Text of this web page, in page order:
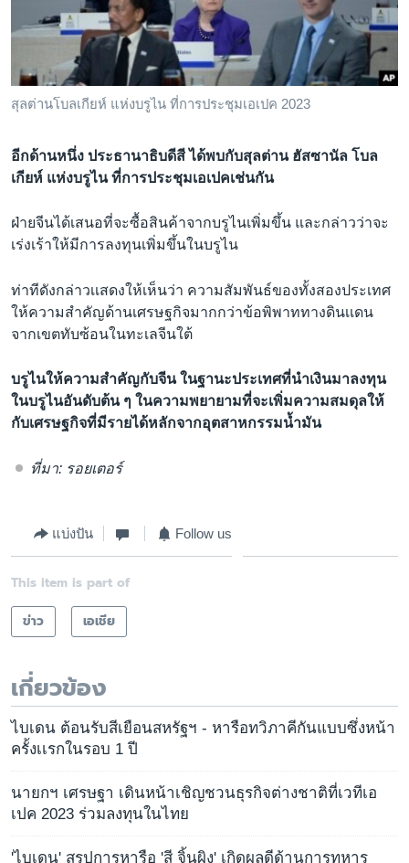
สุลต่านโบลเกียห์ แห่งบรูไน ที่การประชุมเอเปค 2023
อีกด้านหนึ่ง ประธานาธิบดีสี ได้พบกับสุลต่าน ฮัสซานัล โบล
เกียห์ แห่งบรูไน ที่การประชุมเอเปคเช่นกัน
ฝ่ายจีนได้เสนอที่จะซื้อสินค้าจากบรูไนเพิ่มขึ้น และกล่าวว่าจะ
เร่งเร้าให้มีการลงทุนเพิ่มขึ้นในบรูไน
ท่าทีดังกล่าวเเสดงให้เห็นว่า ความสัมพันธ์ของทั้งสองประเทศ
ให้ความสำคัญด้านเศรษฐกิจมากกว่าข้อพิพาททางดินเเดน
จากเขตทับซ้อนในทะเลจีนใต้
บรูไนให้ความสำคัญกับจีน ในฐานะประเทศที่นำเงินมาลงทุน
ในบรูไนอันดับต้น ๆ ในความพยายามที่จะเพิ่มความสมดุลให้
กับเศรษฐกิจที่มีรายได้หลักจากอุตสาหกรรมน้ำมัน
ที่มา: รอยเตอร์
แบ่งปัน Follow us
This item is part of
ข่าว
เอเชีย
เกี่ยวข้อง
ไบเดน ต้อนรับสีเยือนสหรัฐฯ - หารือทวิภาคีกันแบบซึ่งหน้า
ครั้งเเรกในรอบ 1 ปี
นายกฯ เศรษฐา เดินหน้าเชิญชวนธุรกิจต่างชาติที่เวทีเอ
เปค 2023 ร่วมลงทุนในไทย
'ไบเดน' สรุปการหารือ 'สี จิ้นผิง' เกิดผลดีด้านการทหาร